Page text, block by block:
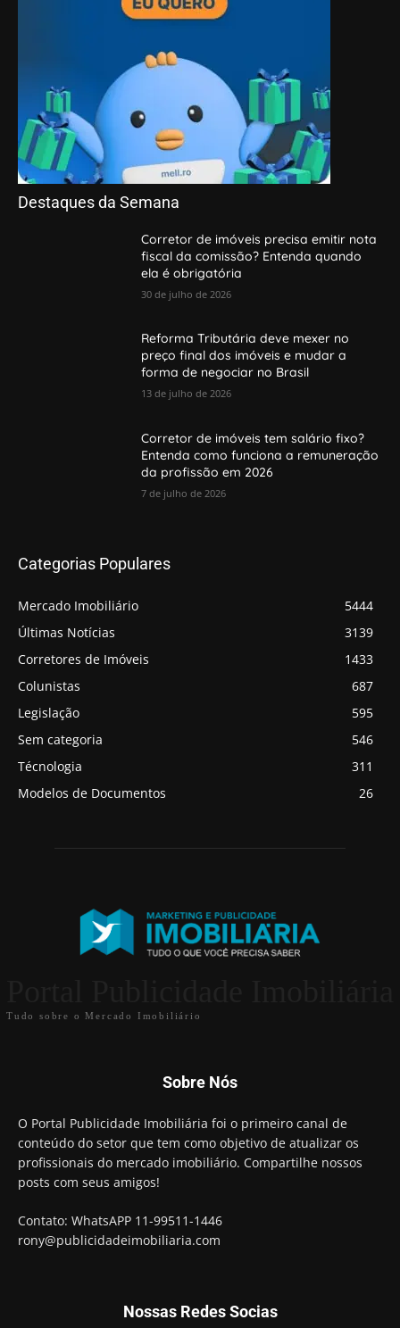
Destaques da Semana
Corretor de imóveis precisa emitir nota
fiscal da comissão? Entenda quando
ela é obrigatória
30 de julho de 2026
Reforma Tributária deve mexer no
preço final dos imóveis e mudar a
forma de negociar no Brasil
13 de julho de 2026
Corretor de imóveis tem salário fixo?
Entenda como funciona a remuneração
da profissão em 2026
7 de julho de 2026
Categorias Populares
Mercado Imobiliário
5444
Últimas Notícias
3139
Corretores de Imóveis
1433
Colunistas
687
Legislação
595
Sem categoria
546
Técnologia
311
Modelos de Documentos
26
Tudo sobre o Mercado Imobiliário
Sobre Nós
O Portal Publicidade Imobiliária foi o primeiro canal de
conteúdo do setor que tem como objetivo de atualizar os
profissionais do mercado imobiliário. Compartilhe nossos
posts com seus amigos!
Contato: WhatsAPP 11-99511-1446
rony@publicidadeimobiliaria.com
Nossas Redes Socias